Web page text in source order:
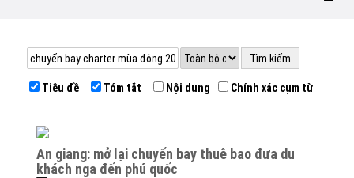
Tiêu đề Tóm tắt Nội dung Chính xác cụm từ
an giang: mở lại chuyến bay thuê bao đưa du
khách nga đến phú quốc